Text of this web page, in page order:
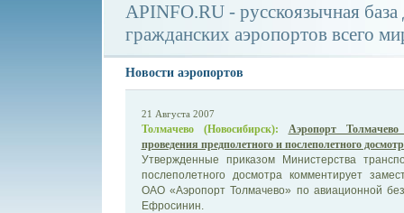
APINFO.RU - русскоязычная
гражданских аэропортов всего
Новости аэропортов
21 Августа 2007
Толмачево (Новосибирск):
Аэропорт
проведения предполетного и послеполетного
Утвержденные приказом Министерства
послеполетного досмотра комментирует
ОАО «Аэропорт Толмачево» по авиационной
Ефросинин.